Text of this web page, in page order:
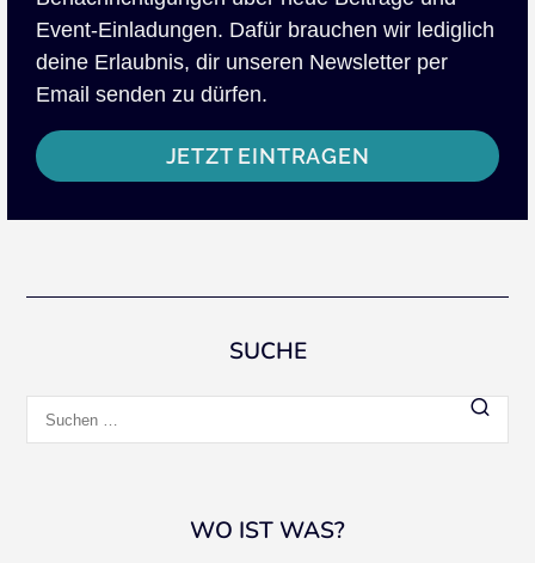
Event-Einladungen. Dafür brauchen wir lediglich
deine Erlaubnis, dir unseren Newsletter per
Email senden zu dürfen.
JETZT EINTRAGEN
SUCHE
nach:
WO IST WAS?